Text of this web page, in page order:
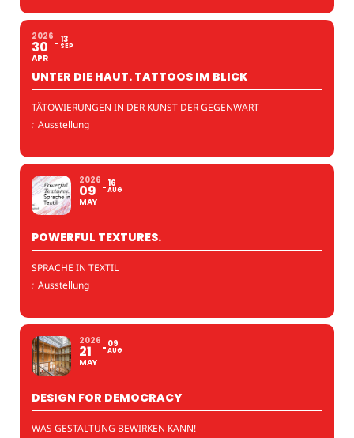
2026
30
APR
13
SEP
UNTER DIE HAUT. TATTOOS IM BLICK
TÄTOWIERUNGEN IN DER KUNST DER GEGENWART
: Ausstellung
2026
09
MAY
16
AUG
POWERFUL TEXTURES.
SPRACHE IN TEXTIL
: Ausstellung
2026
21
MAY
09
AUG
DESIGN FOR DEMOCRACY
WAS GESTALTUNG BEWIRKEN KANN!